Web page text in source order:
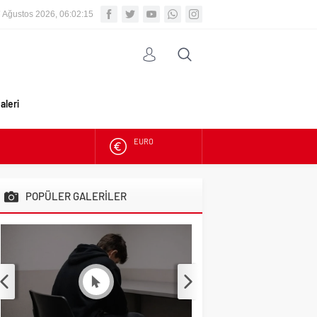
Ağustos 2026, 06:02:15
ALTIN
DOLAR
POPÜLER GALERİLER